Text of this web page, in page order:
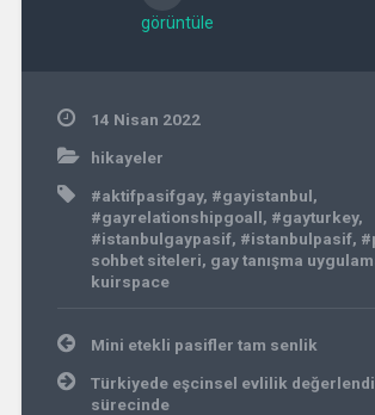
görüntüle
14 Nisan 2022
hikayeler
#aktifpasifgay, #gayistanbul,
#gayrelationshipgoall, #gayturkey,
#istanbulgaypasif, #istanbulpasif,
sohbet siteleri, gay tanışma
kuirspace
Yazı
gezinmesi
Mini etekli pasifler tam senlik
Türkiyede eşcinsel evlilik
sürecinde